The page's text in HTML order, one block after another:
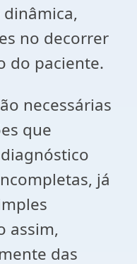
no decorrer
do paciente.
necessárias
que
já
assim,
das